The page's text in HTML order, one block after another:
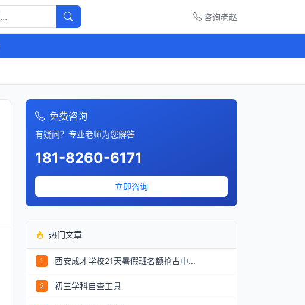
咨询老赵
免费咨询
有疑问？专业老师为您解答
181-8260-6171
立即咨询
热门文章
1 西安成才学校21天暑假班名额抢占中...
2 初三学科自查工具